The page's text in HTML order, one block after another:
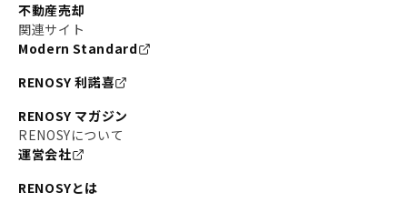
不動産売却
関連サイト
Modern Standard
RENOSY 利諾喜
RENOSY マガジン
RENOSYについて
運営会社
RENOSYとは